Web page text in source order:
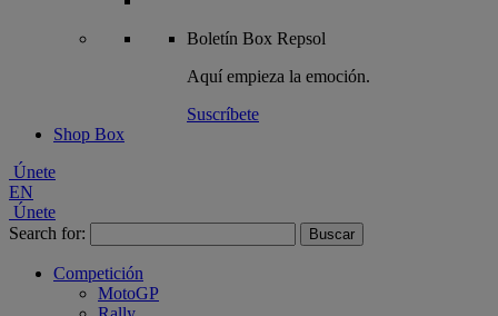
Boletín Box Repsol
Aquí empieza la emoción.
Suscríbete
Shop Box
Únete
EN
Únete
Search for:
Competición
MotoGP